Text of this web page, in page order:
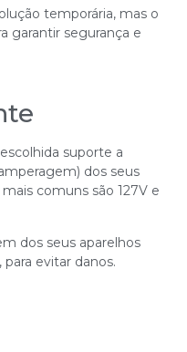
temporária, mas o
garantir segurança e
suporte a
dos seus
comuns são 127V e
dos seus aparelhos
evitar danos.